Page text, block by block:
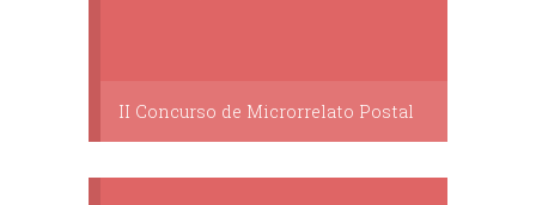
II Concurso de Microrrelato Postal